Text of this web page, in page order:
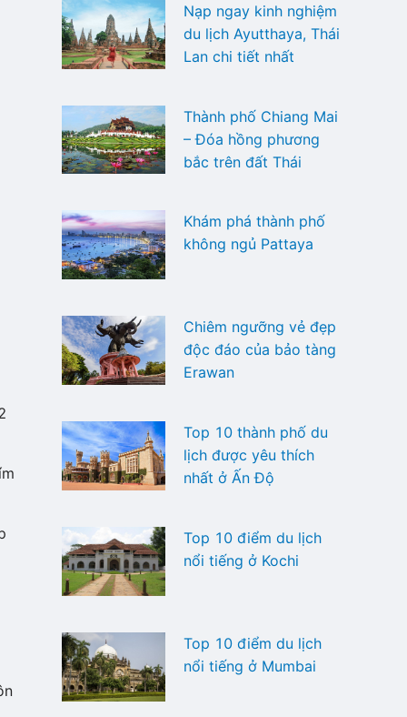
Nạp ngay kinh nghiệm
du lịch Ayutthaya, Thái
Lan chi tiết nhất
Thành phố Chiang Mai
– Đóa hồng phương
bắc trên đất Thái
Khám phá thành phố
không ngủ Pattaya
Chiêm ngưỡng vẻ đẹp
độc đáo của bảo tàng
Erawan
Top 10 thành phố du
lịch được yêu thích
nhất ở Ấn Độ
Top 10 điểm du lịch
nổi tiếng ở Kochi
Top 10 điểm du lịch
nổi tiếng ở Mumbai